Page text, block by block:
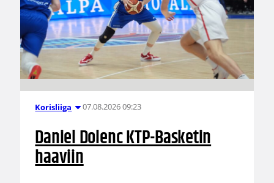
Korisliiga 07.08.2026 09:23
Daniel Dolenc KTP-Basketin
haaviin